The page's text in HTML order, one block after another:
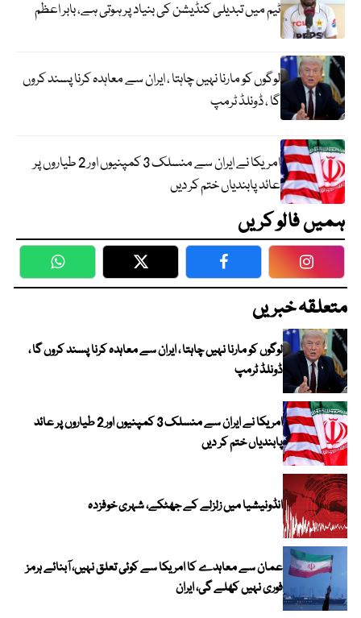
ٹیم میں تبدیلی کنڈیشن کی بنیاد پر ہوتی ہے، بابر اعظم
لوگوں کو مارنا نہیں چاہتا ، ایران سے معاہدہ کرنا پسند کروں
گا ، ڈونلڈ ٹرمپ
امریکا نے ایران سے منسلک 3 کمپنیوں اور 2 طیاروں پر
عائد پابندیاں ختم کر دیں
ہمیں فالو کریں
WhatsApp Twitter Facebook
متعلقہ خبریں
لوگوں کو مارنا نہیں چاہتا ، ایران سے معاہدہ کرنا پسند کروں گا ،
ڈونلڈ ٹرمپ
امریکا نے ایران سے منسلک 3 کمپنیوں اور 2 طیاروں پر عائد
پابندیاں ختم کر دیں
انڈونیشیا میں زلزلے کے جھٹکے، شہری خوفزدہ
عمان سے معاہدے کا امریکا سے کوئی تعلق نہیں، آبنائے ہرمز
فوری نہیں کھلے گی، ایران